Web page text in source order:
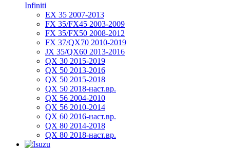
Infiniti
EX 35 2007-2013
FX 35/FX45 2003-2009
FX 35/FX50 2008-2012
FX 37/QX70 2010-2019
JX 35/QX60 2013-2016
QX 30 2015-2019
QX 50 2013-2016
QX 50 2015-2018
QX 50 2018-наст.вр.
QX 56 2004-2010
QX 56 2010-2014
QX 60 2016-наст.вр.
QX 80 2014-2018
QX 80 2018-наст.вр.